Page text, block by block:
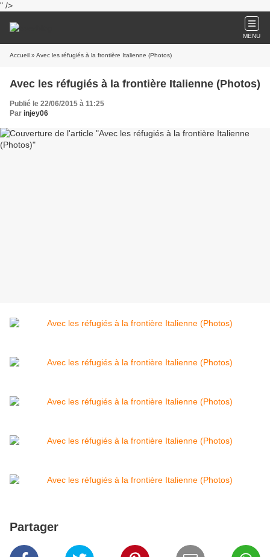
" />
MENU
Accueil » Avec les réfugiés à la frontière Italienne (Photos)
Avec les réfugiés à la frontière Italienne (Photos)
Publié le 22/06/2015 à 11:25
Par injey06
Partager